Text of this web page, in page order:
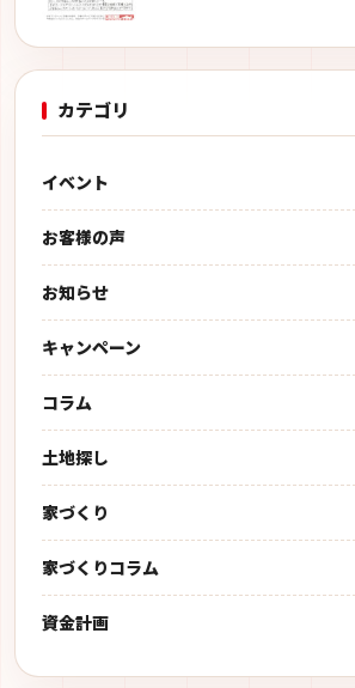
カテゴリ
イベント
お客様の声
お知らせ
キャンペーン
コラム
土地探し
家づくり
家づくりコラム
資金計画